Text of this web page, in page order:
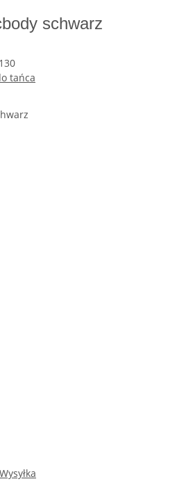
schwarz
tańca
Wysyłka